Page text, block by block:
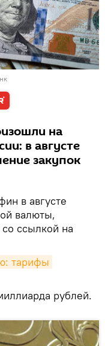
на
в августе
закупок
в августе
валюты,
со ссылкой на
тарифы
рублей.